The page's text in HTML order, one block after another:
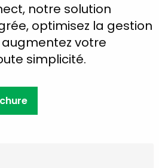
notre solution
optimisez la gestion
votre
simplicité.